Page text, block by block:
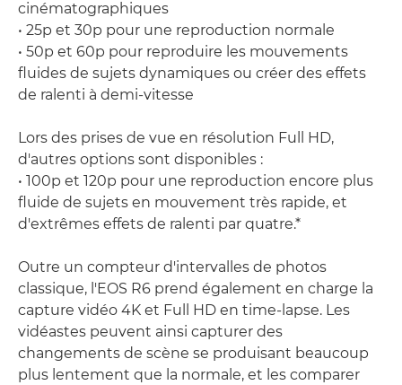
cinématographiques
• 25p et 30p pour une reproduction normale
• 50p et 60p pour reproduire les mouvements
fluides de sujets dynamiques ou créer des effets
de ralenti à demi-vitesse
Lors des prises de vue en résolution Full HD,
d'autres options sont disponibles :
• 100p et 120p pour une reproduction encore plus
fluide de sujets en mouvement très rapide, et
d'extrêmes effets de ralenti par quatre.*
Outre un compteur d'intervalles de photos
classique, l'EOS R6 prend également en charge la
capture vidéo 4K et Full HD en time-lapse. Les
vidéastes peuvent ainsi capturer des
changements de scène se produisant beaucoup
plus lentement que la normale, et les comparer